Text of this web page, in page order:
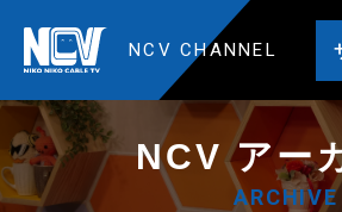
NCV CHANNEL
NCV アー
ARCHIVE